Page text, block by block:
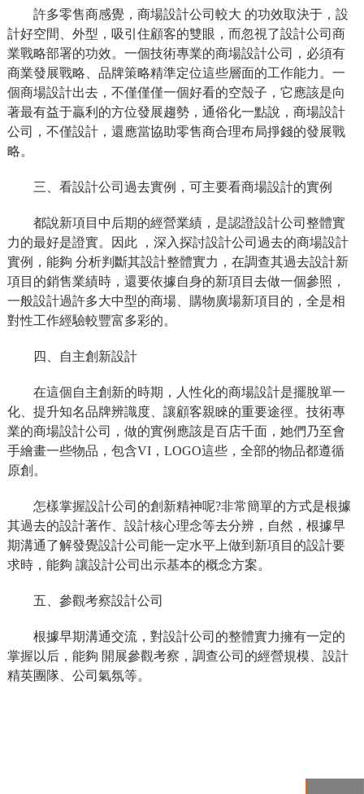
許多零售商感覺，商場設計公司較大 的功效取決于，設
計好空間、外型，吸引住顧客的雙眼，而忽視了設計公司商
業戰略部署的功效。一個技術專業的商場設計公司，必須有
商業發展戰略、品牌策略精準定位這些層面的工作能力。一
個商場設計出去，不僅僅僅一個好看的空殼子，它應該是向
著最有益于贏利的方位發展趨勢，通俗化一點說，商場設計
公司，不僅設計，還應當協助零售商合理布局掙錢的發展戰
略。
三、看設計公司過去實例，可主要看商場設計的實例
都說新項目中后期的經營業績，是認證設計公司整體實
力的最好是證實。因此 ，深入探討設計公司過去的商場設計
實例，能夠 分析判斷其設計整體實力，在調查其過去設計新
項目的銷售業績時，還要依據自身的新項目去做一個參照，
一般設計過許多大中型的商場、購物廣場新項目的，全是相
對性工作經驗較豐富多彩的。
四、自主創新設計
在這個自主創新的時期，人性化的商場設計是擺脫單一
化、提升知名品牌辨識度、讓顧客親睞的重要途徑。技術專
業的商場設計公司，做的實例應該是百店千面，她們乃至會
手繪畫一些物品，包含VI，LOGO這些，全部的物品都遵循
原創。
怎樣掌握設計公司的創新精神呢?非常簡單的方式是根據
其過去的設計著作、設計核心理念等去分辨，自然，根據早
期溝通了解發覺設計公司能一定水平上做到新項目的設計要
求時，能夠 讓設計公司出示基本的概念方案。
五、參觀考察設計公司
根據早期溝通交流，對設計公司的整體實力擁有一定的
掌握以后，能夠 開展參觀考察，調查公司的經營規模、設計
精英團隊、公司氣氛等。